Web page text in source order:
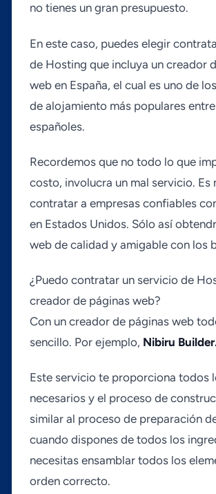
no tienes un gran presupuesto.
En este caso, puedes elegir
de Hosting que incluya un creador
web en España, el cual es uno de
de alojamiento más populares
españoles.
Recordemos que no todo lo que
costo, involucra un mal servicio. Es
contratar a empresas confiables
en Estados Unidos. Sólo así­
web de calidad y amigable con los
¿Puedo contratar un servicio de
creador de páginas web?
Con un creador de páginas web
sencillo. Por ejemplo, Nibiru
Este servicio te proporciona todos
necesarios y el proceso de
similar al proceso de preparación
cuando dispones de todos los
necesitas ensamblar todos los
orden correcto.